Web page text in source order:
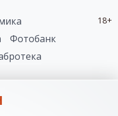
18+
Фотобанк